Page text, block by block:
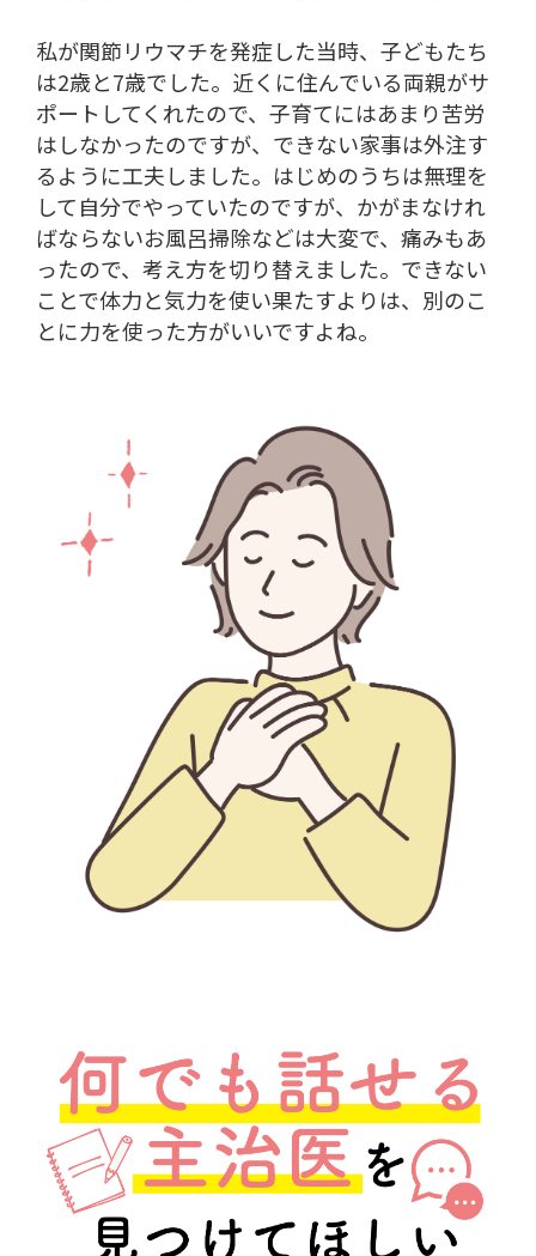
私が関節リウマチを発症した当時、子どもたち
は2歳と7歳でした。近くに住んでいる両親がサ
ポートしてくれたので、子育てにはあまり苦労
はしなかったのですが、できない家事は外注す
るように工夫しました。はじめのうちは無理を
して自分でやっていたのですが、かがまなけれ
ばならないお風呂掃除などは大変で、痛みもあ
ったので、考え方を切り替えました。できない
ことで体力と気力を使い果たすよりは、別のこ
とに力を使った方がいいですよね。